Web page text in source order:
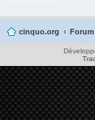
cinquo.org Forum